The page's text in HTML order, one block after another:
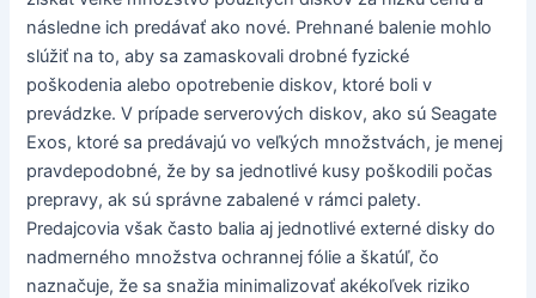
následne ich predávať ako nové. Prehnané balenie mohlo
slúžiť na to, aby sa zamaskovali drobné fyzické
poškodenia alebo opotrebenie diskov, ktoré boli v
prevádzke. V prípade serverových diskov, ako sú Seagate
Exos, ktoré sa predávajú vo veľkých množstvách, je menej
pravdepodobné, že by sa jednotlivé kusy poškodili počas
prepravy, ak sú správne zabalené v rámci palety.
Predajcovia však často balia aj jednotlivé externé disky do
nadmerného množstva ochrannej fólie a škatúľ, čo
naznačuje, že sa snažia minimalizovať akékoľvek riziko